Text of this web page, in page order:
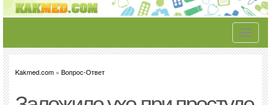
Toggle
Kakmed.com » Вопрос-Ответ